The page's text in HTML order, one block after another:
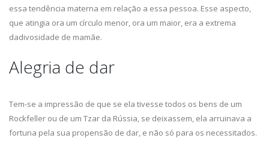
essa tendência materna em relação a essa pessoa. Esse aspecto,
que atingia ora um círculo menor, ora um maior, era a extrema
dadivosidade de mamãe.
Alegria de dar
Tem-se a impressão de que se ela tivesse todos os bens de um
Rockfeller ou de um Tzar da Rússia, se deixassem, ela arruinava a
fortuna pela sua propensão de dar, e não só para os necessitados.